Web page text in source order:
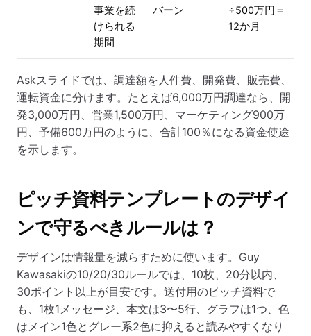
事業を続
けられる
期間
バーン
÷500万円＝
12か月
Askスライドでは、調達額を人件費、開発費、販売費、
運転資金に分けます。たとえば6,000万円調達なら、開
発3,000万円、営業1,500万円、マーケティング900万
円、予備600万円のように、合計100％になる資金使途
を示します。
ピッチ資料テンプレートのデザイ
ンで守るべきルールは？
デザインは情報量を減らすために使います。Guy
Kawasakiの10/20/30ルールでは、10枚、20分以内、
30ポイント以上が目安です。送付用のピッチ資料で
も、1枚1メッセージ、本文は3〜5行、グラフは1つ、色
はメイン1色とグレー系2色に抑えると読みやすくなり